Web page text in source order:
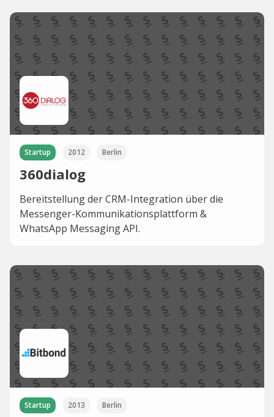
Startup 2012 Berlin
360dialog
Bereitstellung der CRM-Integration über die
Messenger-Kommunikationsplattform &
WhatsApp Messaging API.
Startup 2013 Berlin